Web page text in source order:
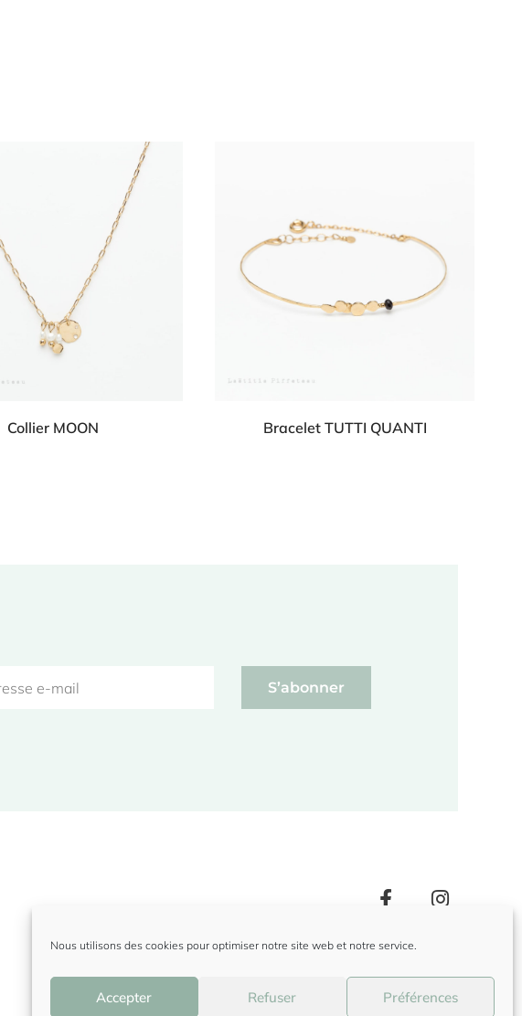
Nous utilisons des cookies pour optimiser notre site web et notre service.
Accepter Refuser Préférences
Collier MOON Bracelet TUTTI QUANTI
S’abonner
© Laëtitia Piffeteau